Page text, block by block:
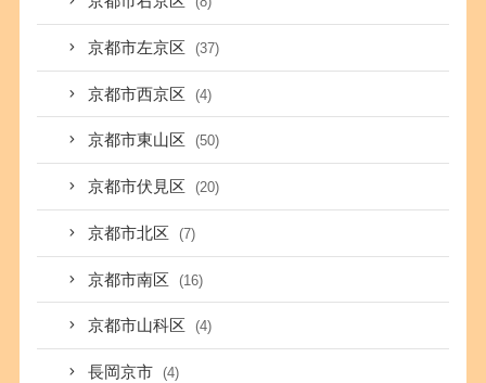
京都市左京区 (37)
京都市西京区 (4)
京都市東山区 (50)
京都市伏見区 (20)
京都市北区 (7)
京都市南区 (16)
京都市山科区 (4)
長岡京市 (4)